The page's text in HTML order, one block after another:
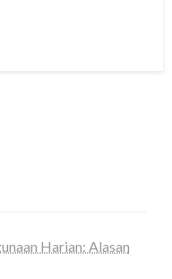
Harian: Alasan